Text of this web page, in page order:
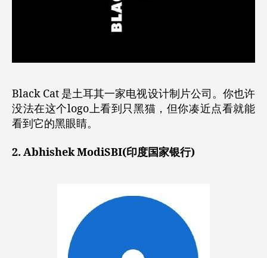
Black Cat 是土耳其一家电视设计制片公司。你也许
没法在这个logo上看到只黑猫，但你凑近点看就能
看到它的黑眼睛。
2. Abhishek ModiSBI(印度国家银行)